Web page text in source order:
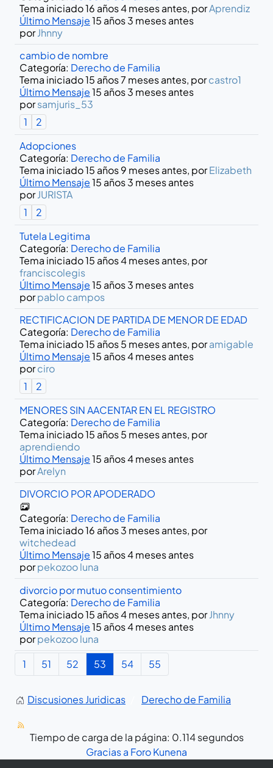
Tema iniciado 16 años 4 meses antes, porAprendiz
Último Mensaje15 años 3 meses antes
porJhnny
cambio de nombre
Categoría: Derecho de Familia
Tema iniciado 15 años 7 meses antes, porcastro1
Último Mensaje15 años 3 meses antes
porsamjuris_53
1
2
Adopciones
Categoría: Derecho de Familia
Tema iniciado 15 años 9 meses antes, porElizabeth
Último Mensaje15 años 3 meses antes
porJURISTA
1
2
Tutela Legitima
Categoría: Derecho de Familia
Tema iniciado 15 años 4 meses antes, por
franciscolegis
Último Mensaje15 años 3 meses antes
porpablo campos
RECTIFICACION DE PARTIDA DE MENOR DE EDAD
Categoría: Derecho de Familia
Tema iniciado 15 años 5 meses antes, poramigable
Último Mensaje15 años 4 meses antes
porciro
1
2
MENORES SIN AACENTAR EN EL REGISTRO
Categoría: Derecho de Familia
Tema iniciado 15 años 5 meses antes, por
aprendiendo
Último Mensaje15 años 4 meses antes
porArelyn
DIVORCIO POR APODERADO
Categoría: Derecho de Familia
Tema iniciado 16 años 3 meses antes, por
witchedead
Último Mensaje15 años 4 meses antes
porpekozoo luna
divorcio por mutuo consentimiento
Categoría: Derecho de Familia
Tema iniciado 15 años 4 meses antes, porJhnny
Último Mensaje15 años 4 meses antes
porpekozoo luna
1
51 52 53 54 55
Discusiones Juridicas Derecho de Familia
Tiempo de carga de la página: 0.114 segundos
Gracias a Foro Kunena